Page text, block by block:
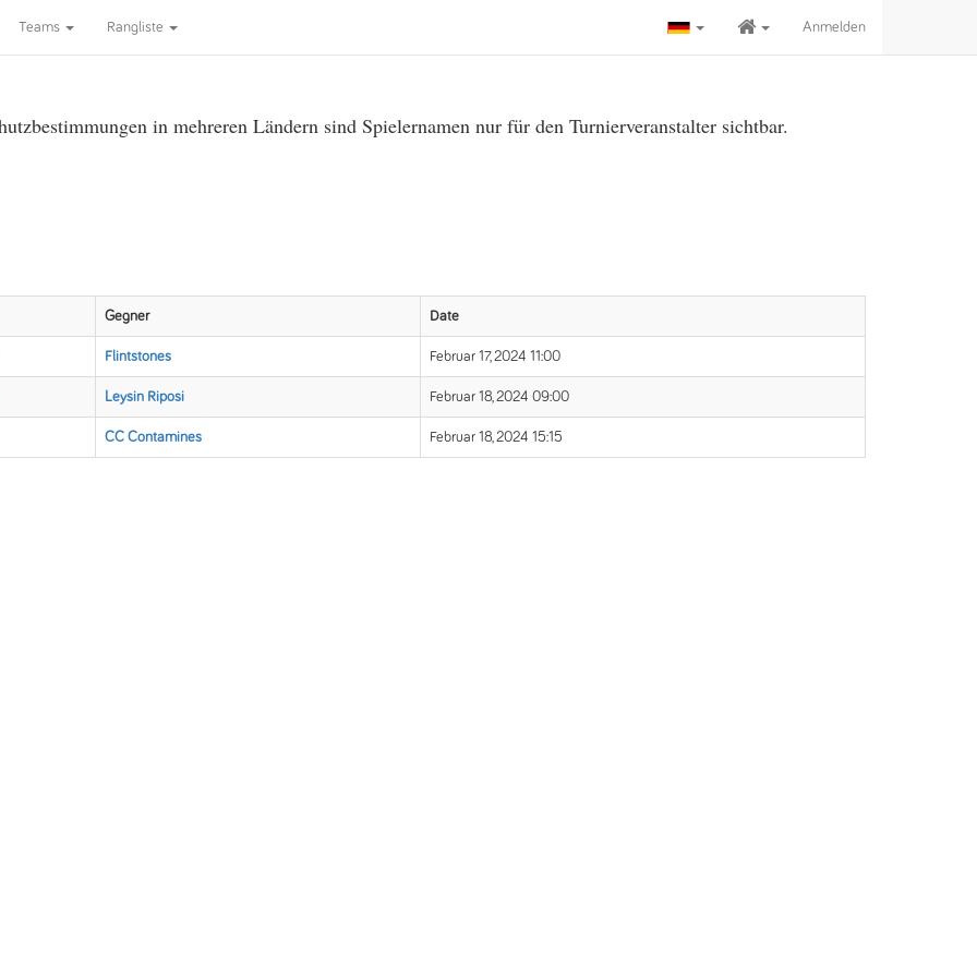
Teams Rangliste Anmelden
in mehreren Ländern sind Spielernamen nur für den Turnierveranstalter sichtbar.
Gegner Date
Flintstones Februar 17, 2024 11:00
Leysin Riposi Februar 18, 2024 09:00
CC Contamines Februar 18, 2024 15:15